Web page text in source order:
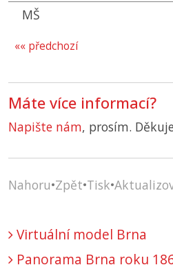
MŠ
«« předchozí
Máte více informací?
Napište nám, prosím.
Nahoru•Zpět•Tisk•
Virtuální model Brna
Panorama Brna roku